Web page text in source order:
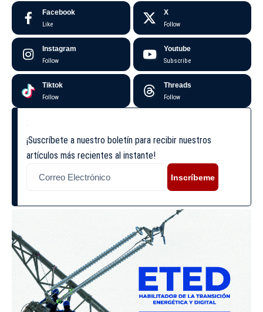
Facebook
Like
X
Follow
Instagram
Follow
Youtube
Subscribe
Tiktok
Follow
Threads
Follow
¡Suscríbete a nuestro boletín para recibir nuestros
artículos más recientes al instante!
Inscríbeme